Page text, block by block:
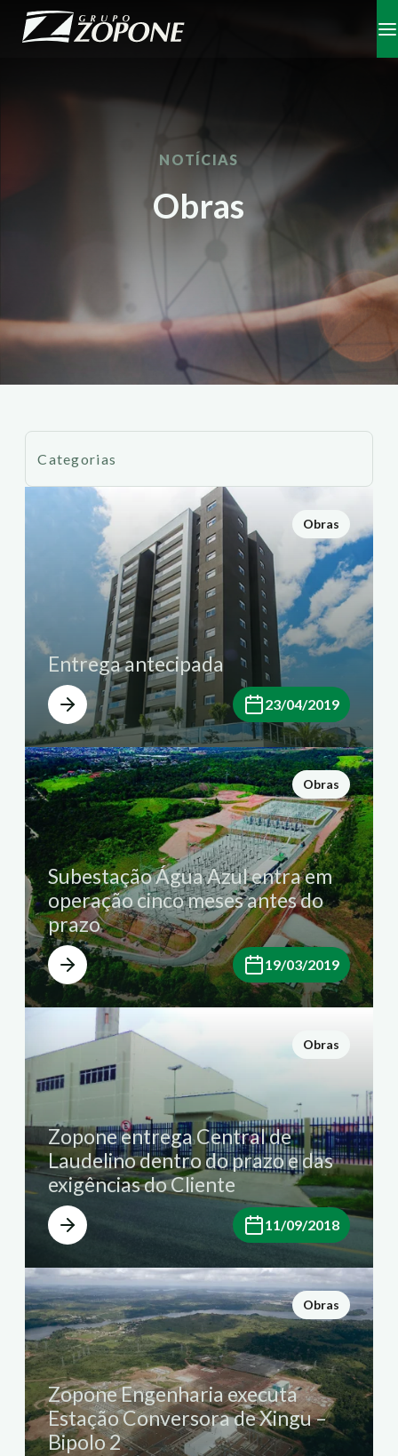
NOTÍCIAS
Obras
Categorias
Obras
Entrega antecipada
23/04/2019
Obras
Subestação Água Azul entra em
operação cinco meses antes do
prazo
19/03/2019
Obras
Zopone entrega Central de
Laudelino dentro do prazo e das
exigências do Cliente
11/09/2018
Obras
Zopone Engenharia executa
Estação Conversora de Xingu –
Bipolo 2